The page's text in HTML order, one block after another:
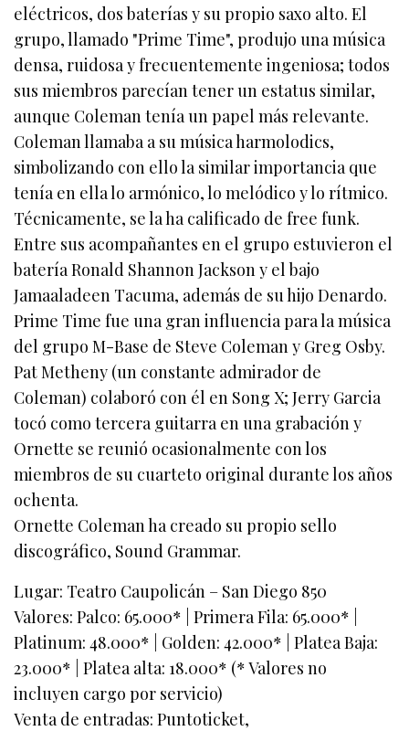
eléctricos, dos baterías y su propio saxo alto. El
grupo, llamado "Prime Time", produjo una música
densa, ruidosa y frecuentemente ingeniosa; todos
sus miembros parecían tener un estatus similar,
aunque Coleman tenía un papel más relevante.
Coleman llamaba a su música harmolodics,
simbolizando con ello la similar importancia que
tenía en ella lo armónico, lo melódico y lo rítmico.
Técnicamente, se la ha calificado de free funk.
Entre sus acompañantes en el grupo estuvieron el
batería Ronald Shannon Jackson y el bajo
Jamaaladeen Tacuma, además de su hijo Denardo.
Prime Time fue una gran influencia para la música
del grupo M-Base de Steve Coleman y Greg Osby.
Pat Metheny (un constante admirador de
Coleman) colaboró con él en Song X; Jerry Garcia
tocó como tercera guitarra en una grabación y
Ornette se reunió ocasionalmente con los
miembros de su cuarteto original durante los años
ochenta.
Ornette Coleman ha creado su propio sello
discográfico, Sound Grammar.
Lugar: Teatro Caupolicán – San Diego 850
Valores: Palco: 65.000* | Primera Fila: 65.000* |
Platinum: 48.000* | Golden: 42.000* | Platea Baja:
23.000* | Platea alta: 18.000* (* Valores no
incluyen cargo por servicio)
Venta de entradas: Puntoticket,